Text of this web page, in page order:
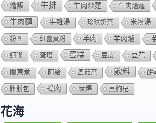
燴飯 牛排 牛肉炒麵 牛肉熗麵
牛肉麵 牛雜湯 珍珠奶茶 米粉湯
粉圓 紅薑黃粉 羊肉 羊肉爐
蚵嗲 蛋塔 蛋糕 豆皮 豆花
關東煮 阿給 風茹茶 飲料 餅
髒髒包 鴨肉 麻糬 黑枸杞
花海